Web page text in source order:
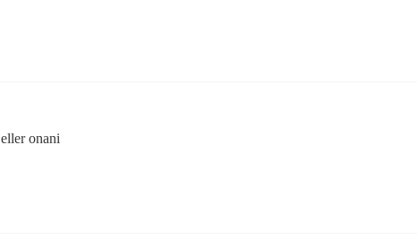
onani